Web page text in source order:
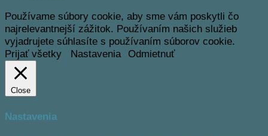
Používame súbory cookie, aby sme vám poskytli čo
najrelevantnejší zážitok. Používaním našich služieb
vyjadrujete súhlasíte s používaním súborov cookie.
Prijať všetky
Nastavenia Odmietnuť
Close
Nastavenia